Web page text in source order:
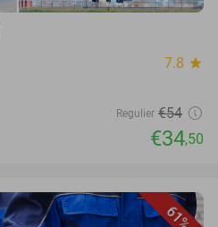
7.8 star
Regulier €54
€34,50
61%